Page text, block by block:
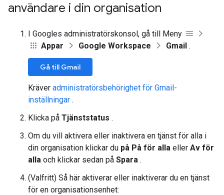
användare i din organisation
I Googles administratörskonsol, gå till Meny
Appar
Google Workspace Gmail .
Gå till Gmail
Kräver administratörsbehörighet för Gmail-
inställningar .
Klicka på Tjänststatus .
Om du vill aktivera eller inaktivera en tjänst för alla i
din organisation klickar du på På för alla eller Av för
alla och klickar sedan på Spara .
(Valfritt) Så här aktiverar eller inaktiverar du en tjänst
för en organisationsenhet: